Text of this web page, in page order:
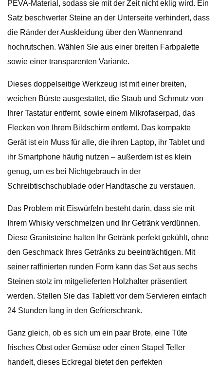
PEVA-Material, sodass sie mit der Zeit nicht eklig wird. Ein
Satz beschwerter Steine ​​an der Unterseite verhindert, dass
die Ränder der Auskleidung über den Wannenrand
hochrutschen. Wählen Sie aus einer breiten Farbpalette
sowie einer transparenten Variante.
Dieses doppelseitige Werkzeug ist mit einer breiten,
weichen Bürste ausgestattet, die Staub und Schmutz von
Ihrer Tastatur entfernt, sowie einem Mikrofaserpad, das
Flecken von Ihrem Bildschirm entfernt. Das kompakte
Gerät ist ein Muss für alle, die ihren Laptop, ihr Tablet und
ihr Smartphone häufig nutzen – außerdem ist es klein
genug, um es bei Nichtgebrauch in der
Schreibtischschublade oder Handtasche zu verstauen.
Das Problem mit Eiswürfeln besteht darin, dass sie mit
Ihrem Whisky verschmelzen und Ihr Getränk verdünnen.
Diese Granitsteine ​​halten Ihr Getränk perfekt gekühlt, ohne
den Geschmack Ihres Getränks zu beeinträchtigen. Mit
seiner raffinierten runden Form kann das Set aus sechs
Steinen stolz im mitgelieferten Holzhalter präsentiert
werden. Stellen Sie das Tablett vor dem Servieren einfach
24 Stunden lang in den Gefrierschrank.
Ganz gleich, ob es sich um ein paar Brote, eine Tüte
frisches Obst oder Gemüse oder einen Stapel Teller
handelt, dieses Eckregal bietet den perfekten